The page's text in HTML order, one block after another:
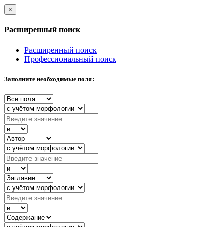
×
Расширенный поиск
Расширенный поиск
Профессиональный поиск
Заполните необходимые поля: